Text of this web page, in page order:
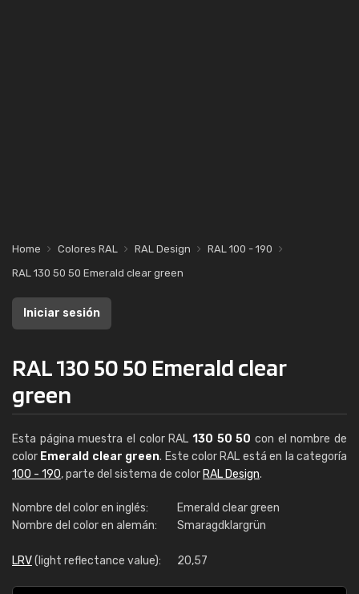
Home Colores RAL RAL Design
RAL 100 - 190
RAL 130 50 50 Emerald clear green
Iniciar sesión
RAL 130 50 50 Emerald clear
green
Esta página muestra el color RAL 130 50 50 con el nombre de
color Emerald clear green. Este color RAL está en la categoría
100 - 190, parte del sistema de color RAL Design.
Nombre del color en inglés:
Emerald clear green
Nombre del color en alemán:
Smaragdklargrün
LRV(light reflectance value): 20,57